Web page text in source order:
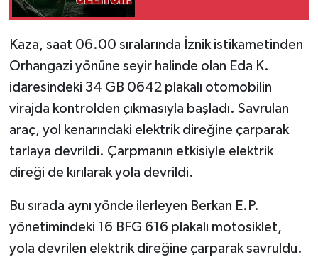
Kaza, saat 06.00 sıralarında İznik istikametinden
Orhangazi yönüne seyir halinde olan Eda K.
idaresindeki 34 GB 0642 plakalı otomobilin
virajda kontrolden çıkmasıyla başladı. Savrulan
araç, yol kenarındaki elektrik direğine çarparak
tarlaya devrildi. Çarpmanın etkisiyle elektrik
direği de kırılarak yola devrildi.
Bu sırada aynı yönde ilerleyen Berkan E.P.
yönetimindeki 16 BFG 616 plakalı motosiklet,
yola devrilen elektrik direğine çarparak savruldu.